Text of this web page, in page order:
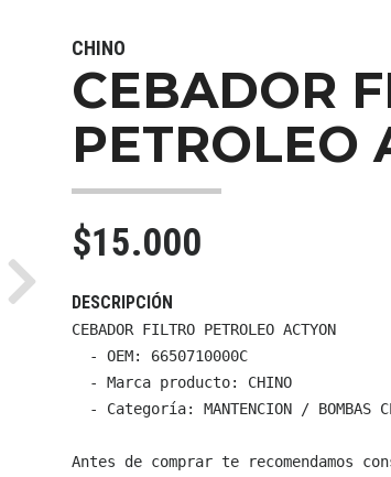
Next
CHINO
CEBADOR
PETROLEO
$15.000
DESCRIPCIÓN
CEBADOR FILTRO PETROLEO ACTYON
  - OEM: 6650710000C
  - Marca producto: CHINO
- Categoría: MANTENCION / BOMBAS
Antes de comprar te